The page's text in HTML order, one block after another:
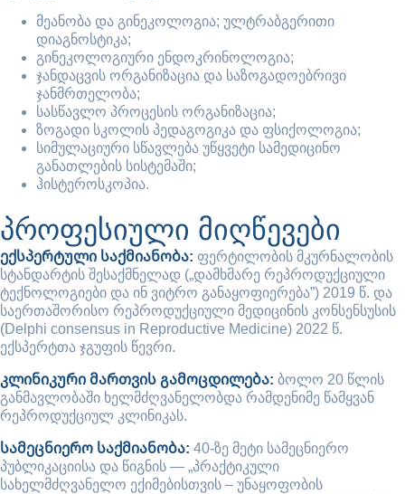
მეანობა და გინეკოლოგია; ულტრაბგერითი
დიაგნოსტიკა;
გინეკოლოგიური ენდოკრინოლოგია;
ჯანდაცვის ორგანიზაცია და საზოგადოებრივი
ჯანმრთელობა;
სასწავლო პროცესის ორგანიზაცია;
ზოგადი სკოლის პედაგოგიკა და ფსიქოლოგია;
სიმულაციური სწავლება უწყვეტი სამედიცინო
განათლების სისტემაში;
ჰისტეროსკოპია.
პროფესიული მიღწევები
ექსპერტული საქმიანობა: ფერტილობის მკურნალობის
სტანდარტის შესაქმნელად („დამხმარე რეპროდუქციული
ტექნოლოგიები და ინ ვიტრო განაყოფიერება”) 2019 წ. და
საერთაშორისო რეპროდუქციული მედიცინის კონსენსუსის
(Delphi consensus in Reproductive Medicine) 2022 წ.
ექსპერტთა ჯგუფის წევრი.
კლინიკური მართვის გამოცდილება: ბოლო 20 წლის
განმავლობაში ხელმძღვანელობდა რამდენიმე წამყვან
რეპროდუქციულ კლინიკას.
სამეცნიერო საქმიანობა: 40-ზე მეტი სამეცნიერო
პუბლიკაციისა და წიგნის — „პრაქტიკული
სახელმძღვანელო ექიმებისთვის – უნაყოფობის